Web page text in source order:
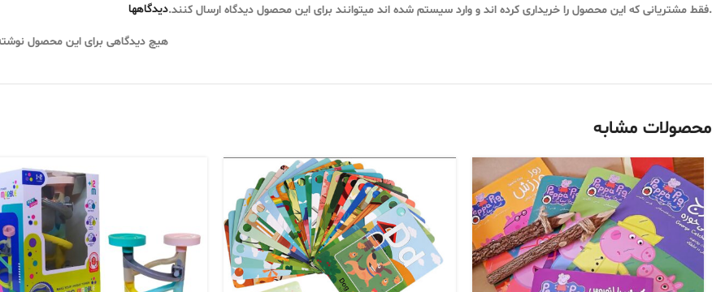
دیدگاهها
هیچ دیدگاهی برای این محصول
.فقط مشتریانی که این محصول را خریداری کرده اند و وارد سیستم شده اند میتوانند برای این محصول دیدگاه ارسال کنند.
محصولات مشابه